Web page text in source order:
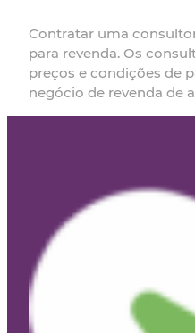
Contratar uma
para revenda. Os
preços e condições de
negócio de revenda de